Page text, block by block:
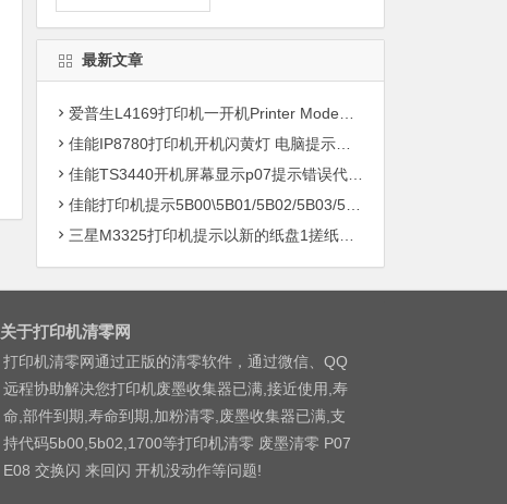
最新文章
爱普生L4169打印机一开机Printer Mode故障主板维修
佳能IP8780打印机开机闪黄灯 电脑提示错误5B00快速解决方案清零
佳能TS3440开机屏幕显示p07提示错误代码5B00快速解决方案 清零
佳能打印机提示5B00\5B01/5B02/5B03/5B04/5B11/5B12/5B13/5B14/1700/1702/1703/1704
三星M3325打印机提示以新的纸盘1搓纸轮进行更换
关于打印机清零网
打印机清零网通过正版的清零软件，通过微信、QQ
远程协助解决您打印机废墨收集器已满,接近使用,寿
命,部件到期,寿命到期,加粉清零,废墨收集器已满,支
持代码5b00,5b02,1700等打印机清零 废墨清零 P07
E08 交换闪 来回闪 开机没动作等问题!